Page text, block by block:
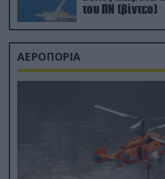
του ΠΝ (βίντεο)
ΑΕΡΟΠΟΡΙΑ